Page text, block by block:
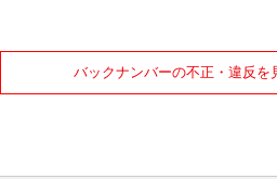
バックナンバーの不正・違反を